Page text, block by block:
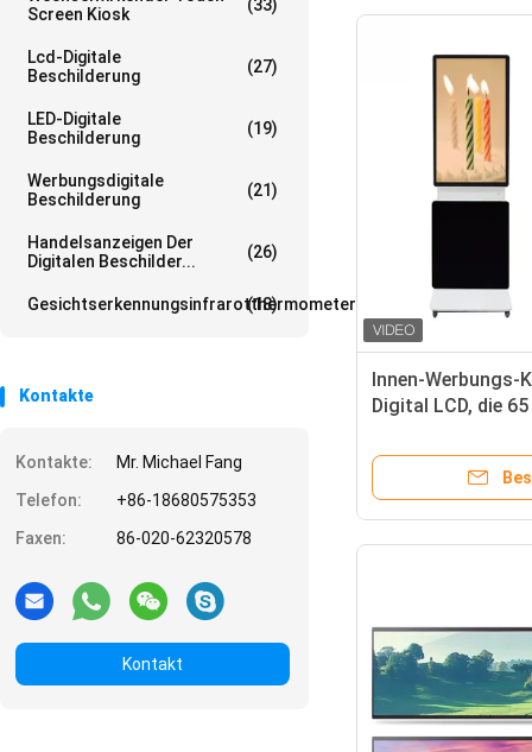
Screen Kiosk
(33)
Lcd-Digitale
Beschilderung
(27)
LED-Digitale
Beschilderung
(19)
Werbungsdigitale
Beschilderung
(21)
Handelsanzeigen Der
Digitalen Beschilder...
(26)
Gesichtserkennungsinfrarotthermometer
(18)
Kontakte
Kontakte:
Mr. Michael Fang
Telefon:
+86-18680575353
Faxen:
86-020-62320578
Kontakt
Innen-Werbungs-
Digital LCD, die